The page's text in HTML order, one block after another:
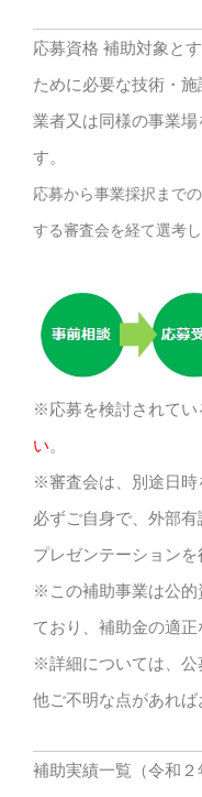
応募資格 補助対象と
ために必要な技術・
業者又は同様の事業
す。
応募から事業採択まで
する審査会を経て選考
※応募を検討されてい
い。
※審査会は、別途日時
必ずご自身で、外部
プレゼンテーションを
※この補助事業は公的
ており、補助金の適正
※詳細については、公
他ご不明な点があれば
補助実績一覧（令和２